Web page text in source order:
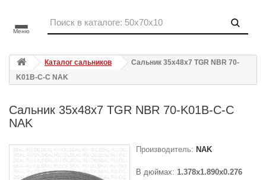
Меню
Каталог сальников
Сальник 35x48x7 TGR NBR 70-
K01B-C-C NAK
Сальник 35x48x7 TGR NBR 70-K01B-C-C
NAK
Производитель: NAK
В дюймах: 1.378x1.890x0.276